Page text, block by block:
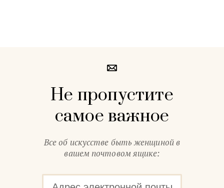
Не пропустите
самое важное
Все об искусстве быть женщиной в
вашем почтовом ящике: